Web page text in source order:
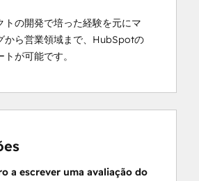
トの開発で培った経験を元にマ
から営業領域まで、HubSpotの
が可能です。
a escrever uma avaliação do